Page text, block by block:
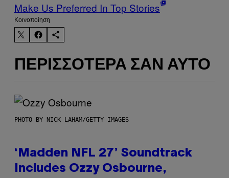
Make Us Preferred In Top Stories
Kοινοποίηση
ΠΕΡΙΣΣΌΤΕΡΑ ΣΑΝ ΑΥΤΌ
PHOTO BY NICK LAHAM/GETTY IMAGES
‘Madden NFL 27’ Soundtrack
Includes Ozzy Osbourne,